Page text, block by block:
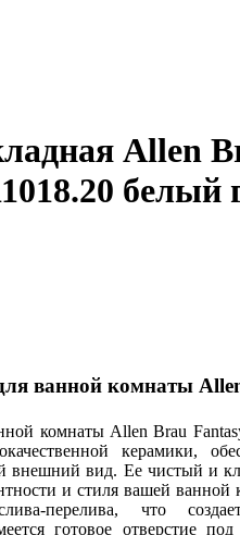
Allen
белый
ванной комнаты
комнаты Allen Brau
керамики,
внешний вид. Ее чистый и
и стиля вашей ванной
перелива, что
готовое отверстие под